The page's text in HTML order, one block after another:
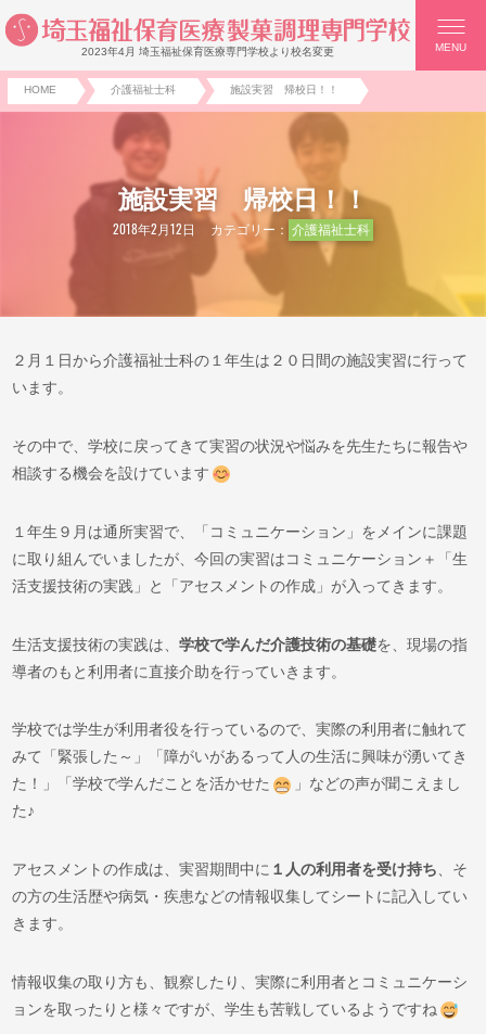
2023年4月 埼玉福祉保育医療専門学校より校名変更 MENU
HOME 介護福祉士科 施設実習 帰校日！！
施設実習 帰校日！！
2018年2月12日 カテゴリー： 介護福祉士科
２月１日から介護福祉士科の１年生は２０日間の施設実習に行って
います。
その中で、学校に戻ってきて実習の状況や悩みを先生たちに報告や
相談する機会を設けています
１年生９月は通所実習で、「コミュニケーション」をメインに課題
に取り組んでいましたが、今回の実習はコミュニケーション＋「生
活支援技術の実践」と「アセスメントの作成」が入ってきます。
生活支援技術の実践は、学校で学んだ介護技術の基礎を、現場の指
導者のもと利用者に直接介助を行っていきます。
学校では学生が利用者役を行っているので、実際の利用者に触れて
みて「緊張した～」「障がいがあるって人の生活に興味が湧いてき
た！」「学校で学んだことを活かせた
」などの声が聞こえまし
た♪
アセスメントの作成は、実習期間中に １人の利用者を受け持ち、そ
の方の生活歴や病気・疾患などの情報収集してシートに記入してい
きます。
情報収集の取り方も、観察したり、実際に利用者とコミュニケーシ
ョンを取ったりと様々ですが、学生も苦戦しているようですね